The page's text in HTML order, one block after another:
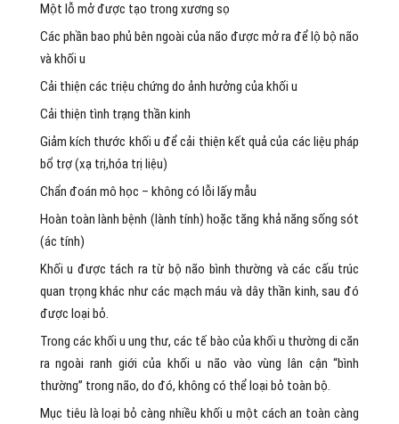
Một lỗ mở được tạo trong xương sọ
Các phần bao phủ bên ngoài của não được mở ra để lộ bộ não
và khối u
Cải thiện các triệu chứng do ảnh hưởng của khối u
Cải thiện tình trạng thần kinh
Giảm kích thước khối u để cải thiện kết quả của các liệu pháp
bổ trợ (xạ trị,hóa trị liệu)
Chẩn đoán mô học – không có lỗi lấy mẫu
Hoàn toàn lành bệnh (lành tính) hoặc tăng khả năng sống sót
(ác tính)
Khối u được tách ra từ bộ não bình thường và các cấu trúc
quan trọng khác như các mạch máu và dây thần kinh, sau đó
được loại bỏ.
Trong các khối u ung thư, các tế bào của khối u thường di căn
ra ngoài ranh giới của khối u não vào vùng lân cận “bình
thường” trong não, do đó, không có thể loại bỏ toàn bộ.
Mục tiêu là loại bỏ càng nhiều khối u một cách an toàn càng